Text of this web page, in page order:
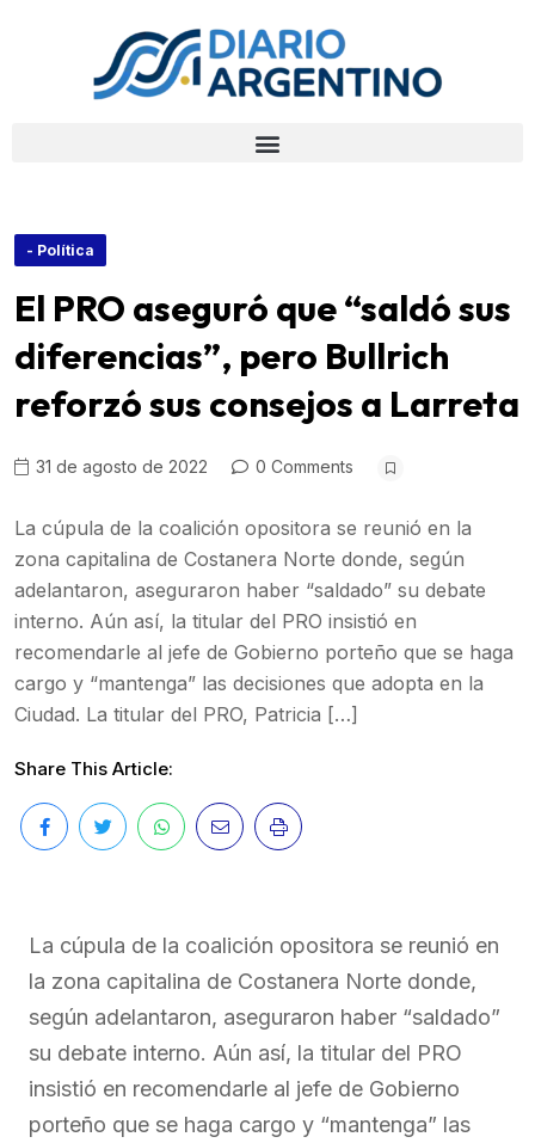
- Política
El PRO aseguró que “saldó sus
diferencias”, pero Bullrich
reforzó sus consejos a Larreta
31 de agosto de 2022 0 Comments
La cúpula de la coalición opositora se reunió en la
zona capitalina de Costanera Norte donde, según
adelantaron, aseguraron haber “saldado” su debate
interno. Aún así, la titular del PRO insistió en
recomendarle al jefe de Gobierno porteño que se haga
cargo y “mantenga” las decisiones que adopta en la
Ciudad. La titular del PRO, Patricia […]
Share This Article:
La cúpula de la coalición opositora se reunió en
la zona capitalina de Costanera Norte donde,
según adelantaron, aseguraron haber “saldado”
su debate interno. Aún así, la titular del PRO
insistió en recomendarle al jefe de Gobierno
porteño que se haga cargo y “mantenga” las